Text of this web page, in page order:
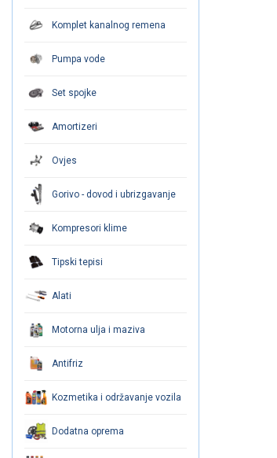
Komplet kanalnog remena
Pumpa vode
Set spojke
Amortizeri
Ovjes
Gorivo - dovod i ubrizgavanje
Kompresori klime
Tipski tepisi
Alati
Motorna ulja i maziva
Antifriz
Kozmetika i održavanje vozila
Dodatna oprema